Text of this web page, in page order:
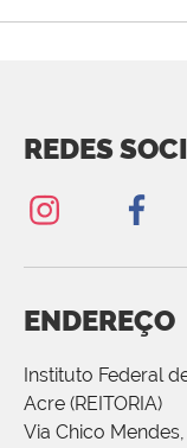
REDES
ENDEREÇO
Instituto Federal
Acre (REITORIA)
Via Chico